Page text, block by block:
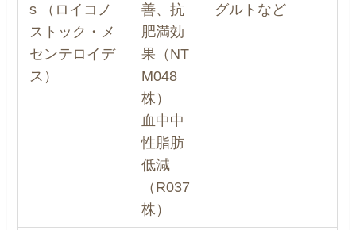
s （ロイコノ
ストック・メ
センテロイデ
ス）
善、抗
肥満効
果（NT
M048
株）
血中中
性脂肪
低減
（R037
株）
グルトなど